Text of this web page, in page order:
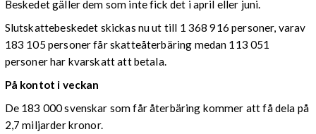
Beskedet gäller dem som inte fick det i april eller juni.
Slutskattebeskedet skickas nu ut till 1 368 916 personer, varav
183 105 personer får skatteåterbäring medan 113 051
personer har kvarskatt att betala.
På kontot i veckan
De 183 000 svenskar som får återbäring kommer att få dela på
2,7 miljarder kronor.